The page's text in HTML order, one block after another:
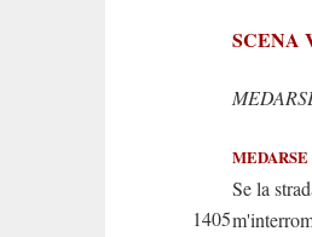
SCENA
MEDARSE
Se la
1405